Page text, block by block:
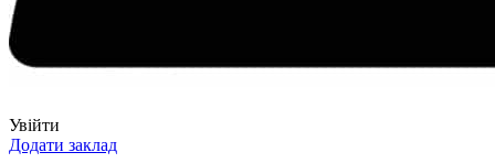
Увійти
Додати заклад